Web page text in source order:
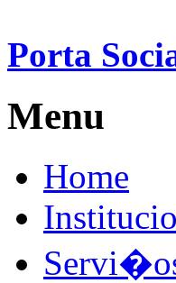
Porta
Menu
Home